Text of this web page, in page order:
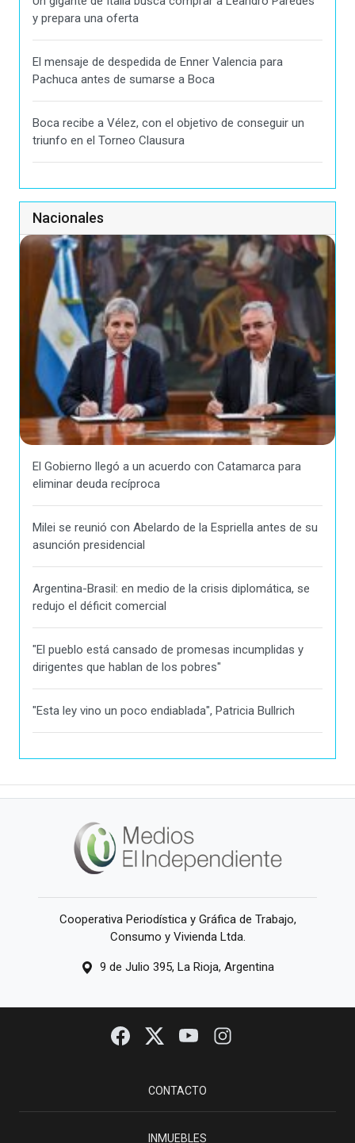
y prepara una oferta
El mensaje de despedida de Enner Valencia para
Pachuca antes de sumarse a Boca
Boca recibe a Vélez, con el objetivo de conseguir un
triunfo en el Torneo Clausura
Nacionales
El Gobierno llegó a un acuerdo con Catamarca para
eliminar deuda recíproca
Milei se reunió con Abelardo de la Espriella antes de su
asunción presidencial
Argentina-Brasil: en medio de la crisis diplomática, se
redujo el déficit comercial
"El pueblo está cansado de promesas incumplidas y
dirigentes que hablan de los pobres"
"Esta ley vino un poco endiablada", Patricia Bullrich
Cooperativa Periodística y Gráfica de Trabajo,
Consumo y Vivienda Ltda.
9 de Julio 395, La Rioja, Argentina
CONTACTO
INMUEBLES